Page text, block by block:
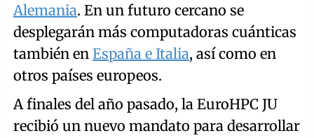
Alemania. En un futuro cercano se
desplegarán más computadoras cuánticas
también en España e Italia, así como en
otros países europeos.
A finales del año pasado, la EuroHPC JU
recibió un nuevo mandato para desarrollar